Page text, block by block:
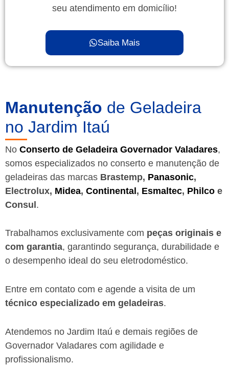
seu atendimento em domicílio!
Saiba Mais
Manutenção de Geladeira
no Jardim Itaú
No Conserto de Geladeira Governador Valadares,
somos especializados no conserto e manutenção de
geladeiras das marcas Brastemp, Panasonic,
Electrolux, Midea, Continental, Esmaltec, Philco e
Consul.
Trabalhamos exclusivamente com peças originais e
com garantia, garantindo segurança, durabilidade e
o desempenho ideal do seu eletrodoméstico.
Entre em contato com e agende a visita de um
técnico especializado em geladeiras.
Atendemos no Jardim Itaú e demais regiões de
Governador Valadares com agilidade e
profissionalismo.